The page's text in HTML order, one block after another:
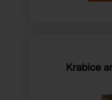
Krabice